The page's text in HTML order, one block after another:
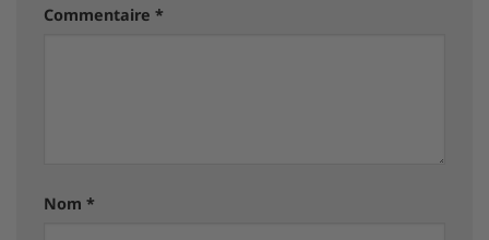
Commentaire *
Nom *